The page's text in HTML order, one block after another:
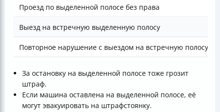
Проезд по выделенной полосе без права
Выезд на встречную выделенную полосу
Повторное нарушение с выездом на встречную полосу
За остановку на выделенной полосе тоже грозит
штраф.
Если машина оставлена на выделенной полосе, её
могут эвакуировать на штрафстоянку.